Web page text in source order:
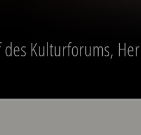
22.08.2026
Kulturforums,